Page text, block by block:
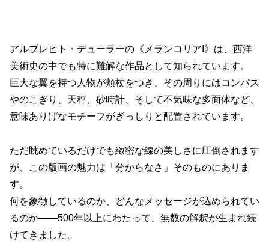
アルブレヒト・デューラーの《メランコリアI》は、西洋
美術史の中でも特に難解な作品として知られています。
巨大な翼を持つ人物が頬杖をつき、その周りにはコンパス
やのこぎり、天秤、砂時計、そして不気味な多面体など、
意味ありげなモチーフがぎっしりと配置されています。
ただ眺めているだけでも緻密な線の美しさに圧倒されます
が、この版画の魅力は「分からなさ」そのものにありま
す。
何を象徴しているのか、どんなメッセージが込められてい
るのか――500年以上にわたって、無数の解釈が生まれ続
けてきました。